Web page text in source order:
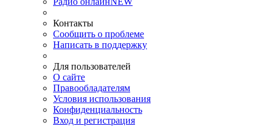
Контакты
Сообщить о проблеме
Написать в поддержку
Для пользователей
О сайте
Правообладателям
Условия использования
Конфиденциальность
Вход и регистрация